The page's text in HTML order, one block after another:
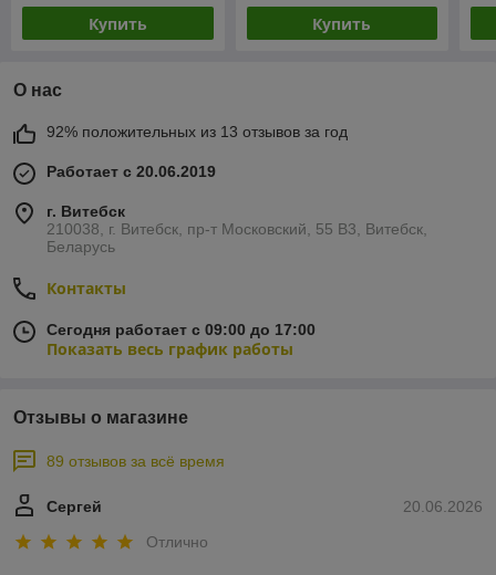
Купить Купить
О нас
92% положительных из 13 отзывов за год
Работает с 20.06.2019
г. Витебск
210038, г. Витебск, пр-т Московский, 55 B3, Витебск,
Беларусь
Контакты
Сегодня работает с 09:00 до 17:00
Показать весь график работы
Отзывы о магазине
89 отзывов за всё время
20.06.2026
Сергей
Отлично